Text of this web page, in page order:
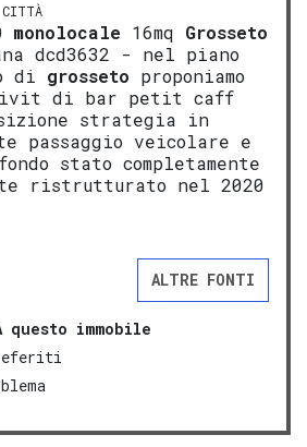
CITTÀ
monolocale 16mq Grosseto
dcd3632 - nel piano
di grosseto proponiamo
di bar petit caff
strategia in
passaggio veicolare e
stato completamente
ristrutturato nel 2020
ALTRE FONTI
questo immobile